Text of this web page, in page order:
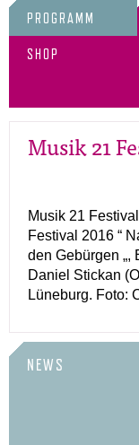
PROGRAMM
SHOP
Musik 21
Musik 21
Festival 2016 “
den Gebürgen „,
Daniel Stickan
Lüneburg. Foto:
NEWS